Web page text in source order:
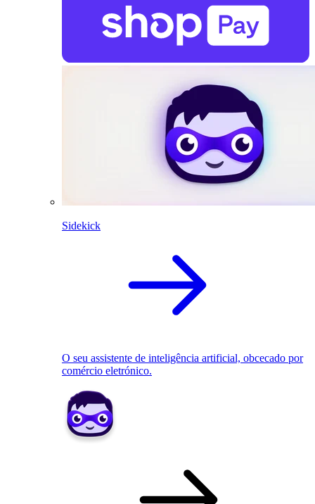
Sidekick
O seu assistente de inteligência artificial, obcecado por
comércio eletrónico.